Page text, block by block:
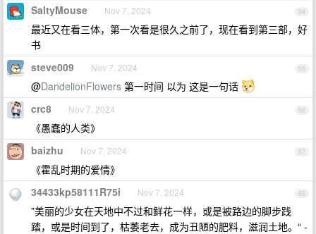
64
SaltyMouse Nov 7, 2024
最近又在看三体，第一次看是很久之前了，现在看到第三部，好
书
65
steve009 Nov 7, 2024
@DandelionFlowers 第一时间 以为 这是一句话
66
crc8 Nov 7, 2024
《愚蠢的人类》
67
baizhu Nov 7, 2024
《霍乱时期的爱情》
68
34433kp58111R75i Nov 7, 2024
”美丽的少女在天地中不过和鲜花一样，或是被路边的脚步践
踏，或是时间到了，枯萎老去，成为丑陋的肥料，滋润土地。“ -